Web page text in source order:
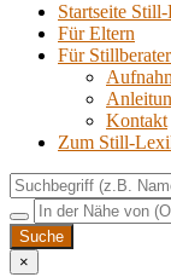
Startseite
Für Eltern
Für
Kon­takt
Zum Still-
×